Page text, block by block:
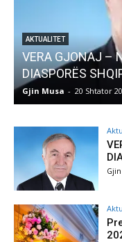
AKTUALITET
Pregaditi Gjin
Gjin Musa - 8 Shtator
Gjin